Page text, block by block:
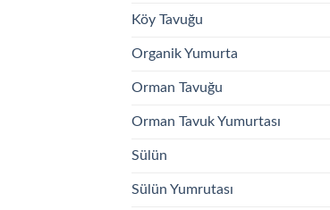
Köy Tavuğu
Organik Yumurta
Orman Tavuğu
Orman Tavuk Yumurtası
Sülün
Sülün Yumrutası